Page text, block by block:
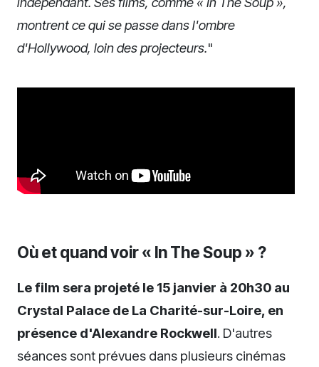
montrent ce qui se passe dans l'ombre
d'Hollywood, loin des projecteurs."
Où et quand voir « In The Soup » ?
Le film sera projeté le 15 janvier à 20h30 au
Crystal Palace de La Charité-sur-Loire, en
présence d'Alexandre Rockwell. D'autres
séances sont prévues dans plusieurs cinémas